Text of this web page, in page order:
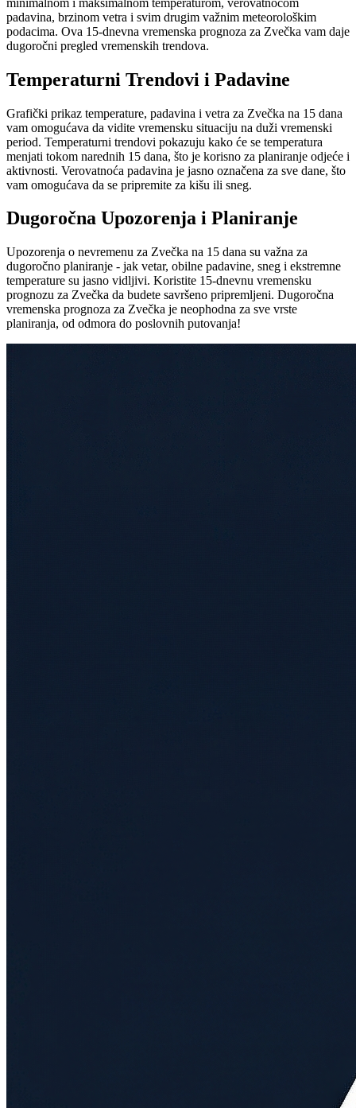
padavina, brzinom vetra i svim drugim važnim meteorološkim
podacima. Ova 15-dnevna vremenska prognoza za Zvečka vam daje
dugoročni pregled vremenskih trendova.
Temperaturni Trendovi i Padavine
Grafički prikaz temperature, padavina i vetra za Zvečka na 15 dana
vam omogućava da vidite vremensku situaciju na duži vremenski
period. Temperaturni trendovi pokazuju kako će se temperatura
menjati tokom narednih 15 dana, što je korisno za planiranje odjeće i
aktivnosti. Verovatnoća padavina je jasno označena za sve dane, što
vam omogućava da se pripremite za kišu ili sneg.
Dugoročna Upozorenja i Planiranje
Upozorenja o nevremenu za Zvečka na 15 dana su važna za
dugoročno planiranje - jak vetar, obilne padavine, sneg i ekstremne
temperature su jasno vidljivi. Koristite 15-dnevnu vremensku
prognozu za Zvečka da budete savršeno pripremljeni. Dugoročna
vremenska prognoza za Zvečka je neophodna za sve vrste
planiranja, od odmora do poslovnih putovanja!